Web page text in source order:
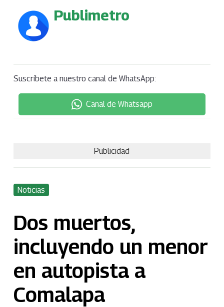
Publimetro
Suscríbete a nuestro canal de WhatsApp:
Canal de Whatsapp
Publicidad
Noticias
Dos muertos,
incluyendo un menor
en autopista a
Comalapa